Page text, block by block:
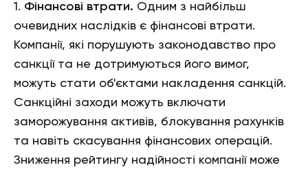
1. Фінансові втрати. Одним з найбільш
очевидних наслідків є фінансові втрати.
Компанії, які порушують законодавство про
санкції та не дотримуються його вимог,
можуть стати об'єктами накладення санкцій.
Санкційні заходи можуть включати
заморожування активів, блокування рахунків
та навіть скасування фінансових операцій.
Зниження рейтингу надійності компанії може